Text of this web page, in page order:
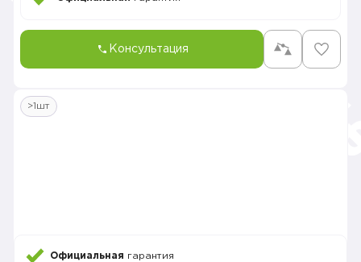
Консультация
>1шт
Официальная гарантия